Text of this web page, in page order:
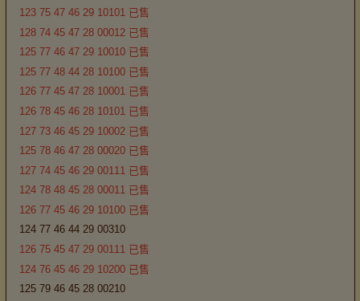
123 75 47 46 29 10101 已售
128 74 45 47 28 00012 已售
125 77 46 47 29 10010 已售
125 77 48 44 28 10100 已售
126 77 45 47 28 10001 已售
126 78 45 46 28 10101 已售
127 73 46 45 29 10002 已售
125 78 46 47 28 00020 已售
127 74 45 46 29 00111 已售
124 78 48 45 28 00011 已售
126 77 45 46 29 10100 已售
124 77 46 44 29 00310
126 75 45 47 29 00111 已售
124 76 45 46 29 10200 已售
125 79 46 45 28 00210